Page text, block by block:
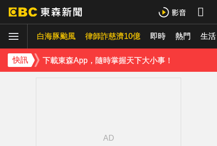
白海豚颱風 律師詐慈濟10億 即時 熱門 生活
快訊
《理財達人秀》X 安聯投信免費講座報名中！搶先卡位 2027
下載東森App，隨時掌握天下大小事！